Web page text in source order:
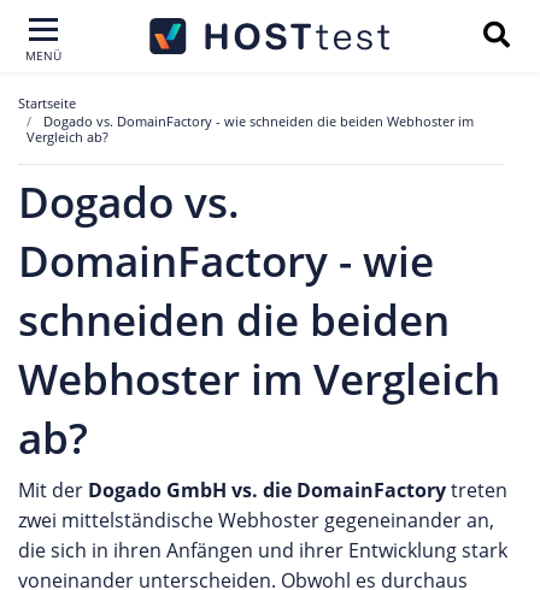
MENÜ
Startseite
Dogado vs. DomainFactory - wie schneiden die beiden Webhoster im
Vergleich ab?
Dogado vs.
DomainFactory - wie
schneiden die beiden
Webhoster im Vergleich
ab?
Mit der Dogado GmbH vs. die DomainFactorytreten
zwei mittelständische Webhoster gegeneinander an,
die sich in ihren Anfängen und ihrer Entwicklung stark
voneinander unterscheiden. Obwohl es durchaus